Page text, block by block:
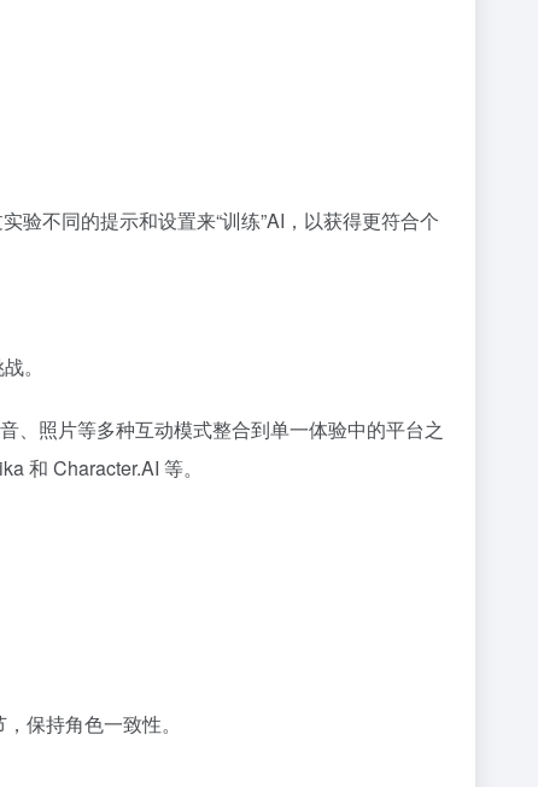
验不同的提示和设置来“训练”AI，以获得更符合个
。
、照片等多种互动模式整合到单一体验中的平台之
和 Character.AI 等。
保持角色一致性。